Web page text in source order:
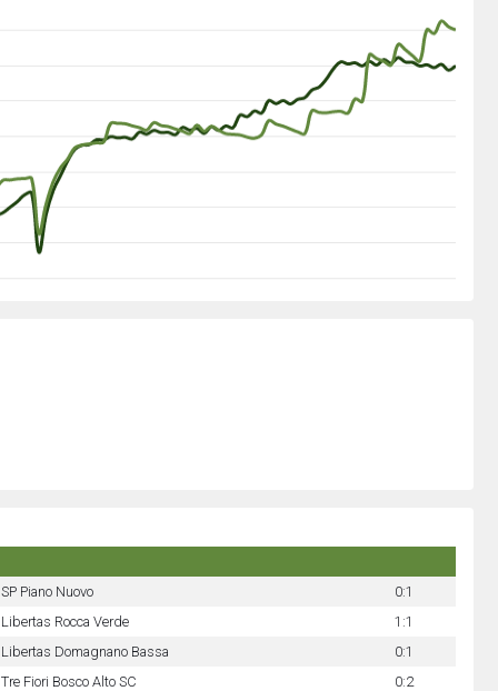
SP Piano Nuovo
0:1
Libertas Rocca Verde
1:1
Libertas Domagnano Bassa
0:1
Tre Fiori Bosco Alto SC
0:2